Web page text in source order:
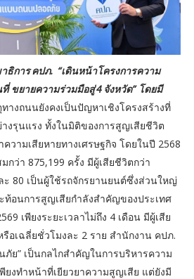
ธิการ คปภ. “เดินหน้าโครงการความ
ขยายความร่วมมือสู่ 4 จังหวัด” โดยมี
างถนนยังคงเป็นปัญหาเชิงโครงสร้างที่
งรุนแรง ทั้งในมิติของการสูญเสียชีวิต
วามเสียหายทางเศรษฐกิจ โดยในปี 2568
กว่า 875,199 ครั้ง มีผู้เสียชีวิตกว่า
ะ 80 เป็นผู้ใช้รถจักรยานยนต์ซึ่งส่วนใหญ่
ท้อนการสูญเสียกำลังสำคัญของประเทศ
เพียงระยะเวลาไม่ถึง 4 เดือน มีผู้เสีย
อเฉลี่ยชั่วโมงละ 2 ราย สำนักงาน คปภ.
ภัย” เป็นกลไกสำคัญในการบริหารความ
ยงทำหน้าที่เยียวยาความสูญเสีย แต่ยังมี